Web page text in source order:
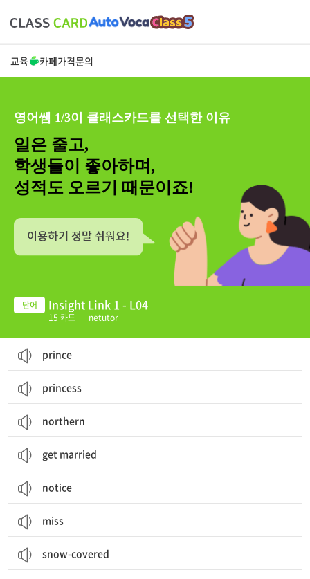
교육 카페가격문의
영어쌤 1/3이 클래스카드를 선택한 이유
일은 줄고,
학생들이 좋아하며,
성적도 오르기 때문이죠!
Insight Link 1 - L04
15 카드 | netutor
prince
princess
northern
get married
notice
miss
snow-covered